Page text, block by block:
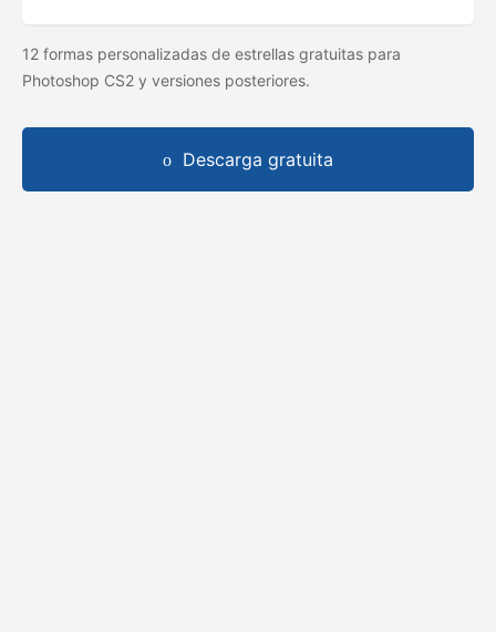
12 formas personalizadas de estrellas gratuitas para
Photoshop CS2 y versiones posteriores.
Descarga gratuita